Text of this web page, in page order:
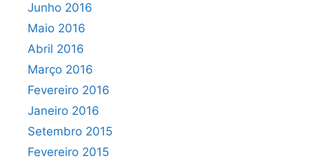
Junho 2016
Maio 2016
Abril 2016
Março 2016
Fevereiro 2016
Janeiro 2016
Setembro 2015
Fevereiro 2015